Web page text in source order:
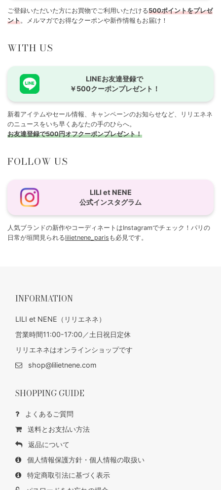
ご登録いただいた方にお買物でご利用いただける500ポイントをプレゼ
ント。メルマガでお得なクーポンや新作情報もお届け！
WITH US
LINEお友達登録で
￥500クーポンプレゼント！
新着アイテムやセール情報、キャンペーンのお知らせなど、リリエネネ
のニュースをいち早くあなたの手のひらへ。
お友達登録で500円オフクーポンプレゼント！
FOLLOW US
LILI et NENE
公式インスタグラム
人気ブランドの新作やコーディネートはInstagramでチェック！パリの
日常が垣間見られるlilietnene_paris も必見です。
INFORMATION
LILI et NENE（リリエネネ）
営業時間11:00-17:00／土日祝日定休
リリエネネはオンラインショップです
shop@lilietnene.com
SHOPPING GUIDE
よくあるご質問
送料とお支払い方法
返品について
個人情報保護方針・個人情報の取扱い
特定商取引法に基づく表示